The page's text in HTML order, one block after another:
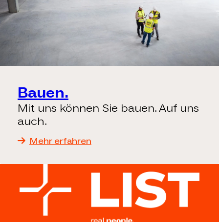
Bauen.
Mit uns können Sie bauen. Auf uns
auch.
Mehr erfahren